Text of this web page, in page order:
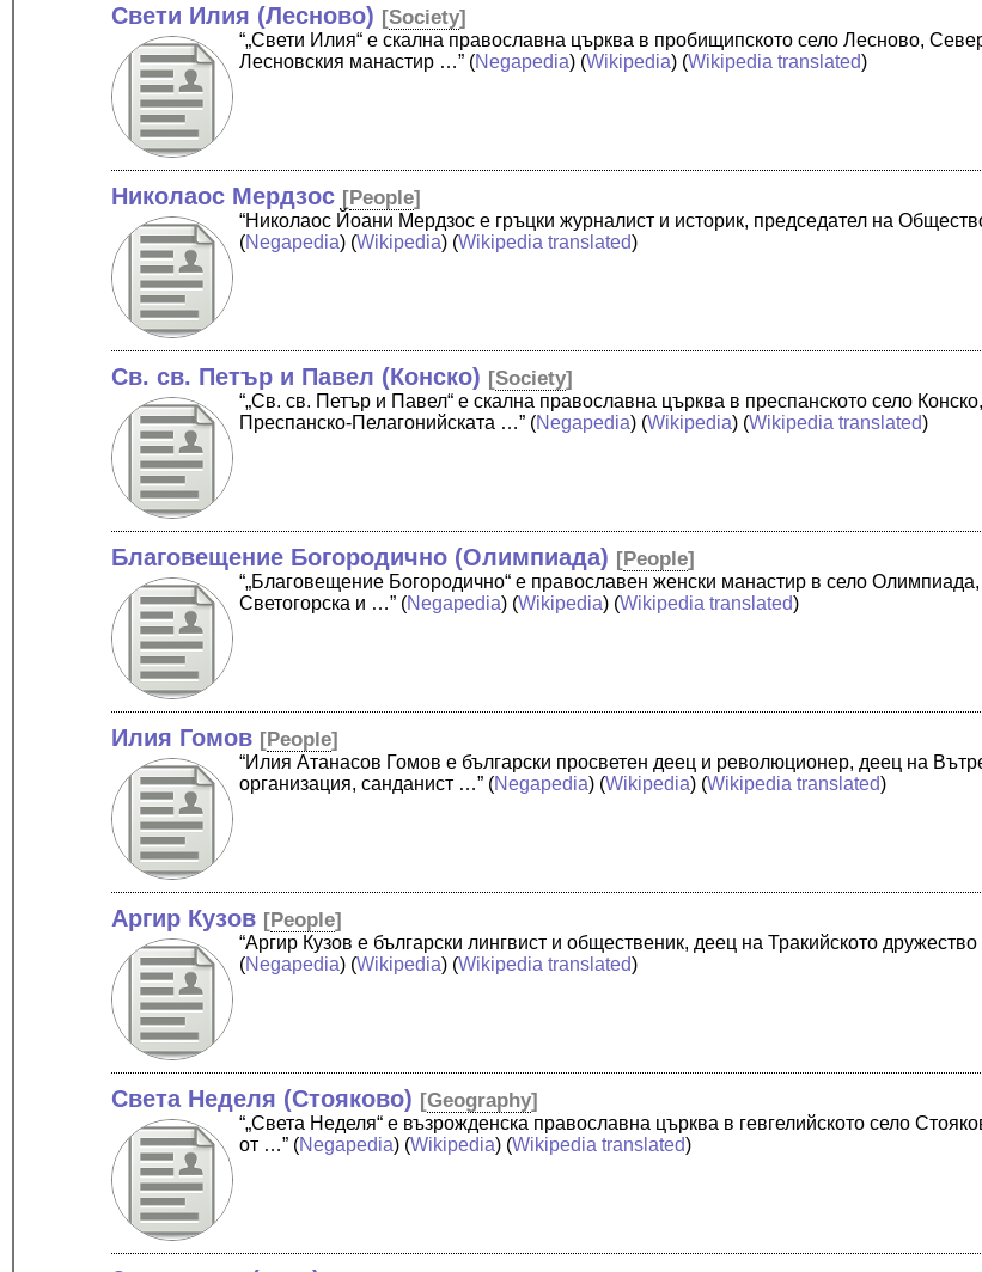
Свети Илия (Лесново) [Society]
“„Свети Илия“ е скална православна църква в пробищипското село Лесново,
Лесновския манастир …” (Negapedia) (Wikipedia) (Wikipedia translated)
Николаос Мердзос [People]
“Николаос Йоани Мердзос е гръцки журналист и историк, председател на
(Negapedia) (Wikipedia) (Wikipedia translated)
Св. св. Петър и Павел (Конско) [Society]
“„Св. св. Петър и Павел“ е скална православна църква в преспанското село
Преспанско-Пелагонийската …” (Negapedia) (Wikipedia) (Wikipedia translated)
Благовещение Богородично (Олимпиада) [People]
“„Благовещение Богородично“ е православен женски манастир в село
Светогорска и …” (Negapedia) (Wikipedia) (Wikipedia translated)
Илия Гомов [People]
“Илия Атанасов Гомов е български просветен деец и революционер, деец на
организация, санданист …” (Negapedia) (Wikipedia) (Wikipedia translated)
Аргир Кузов [People]
“Аргир Кузов е български лингвист и общественик, деец на Тракийското
(Negapedia) (Wikipedia) (Wikipedia translated)
Света Неделя (Стояково) [Geography]
“„Света Неделя“ е възрожденска православна църква в гевгелийското село
от …” (Negapedia) (Wikipedia) (Wikipedia translated)